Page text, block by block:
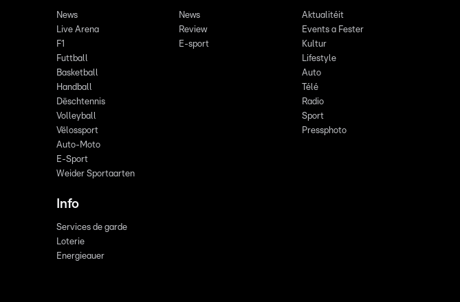
News
Live Arena
F1
Futtball
Basketball
Handball
Dëschtennis
Volleyball
Vëlossport
Auto-Moto
E-Sport
Weider Sportaarten
News
Review
E-sport
Aktualitéit
Events a Fester
Kultur
Lifestyle
Auto
Télé
Radio
Sport
Pressphoto
Info
Services de garde
Loterie
Energieauer